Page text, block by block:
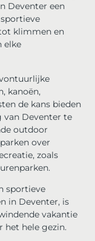
Deventer een
klimmen en
elke
kanoën,
de kans bieden
Deventer te
outdoor
over
zoals
sportieve
in Deventer, is
vakantie
het hele gezin.